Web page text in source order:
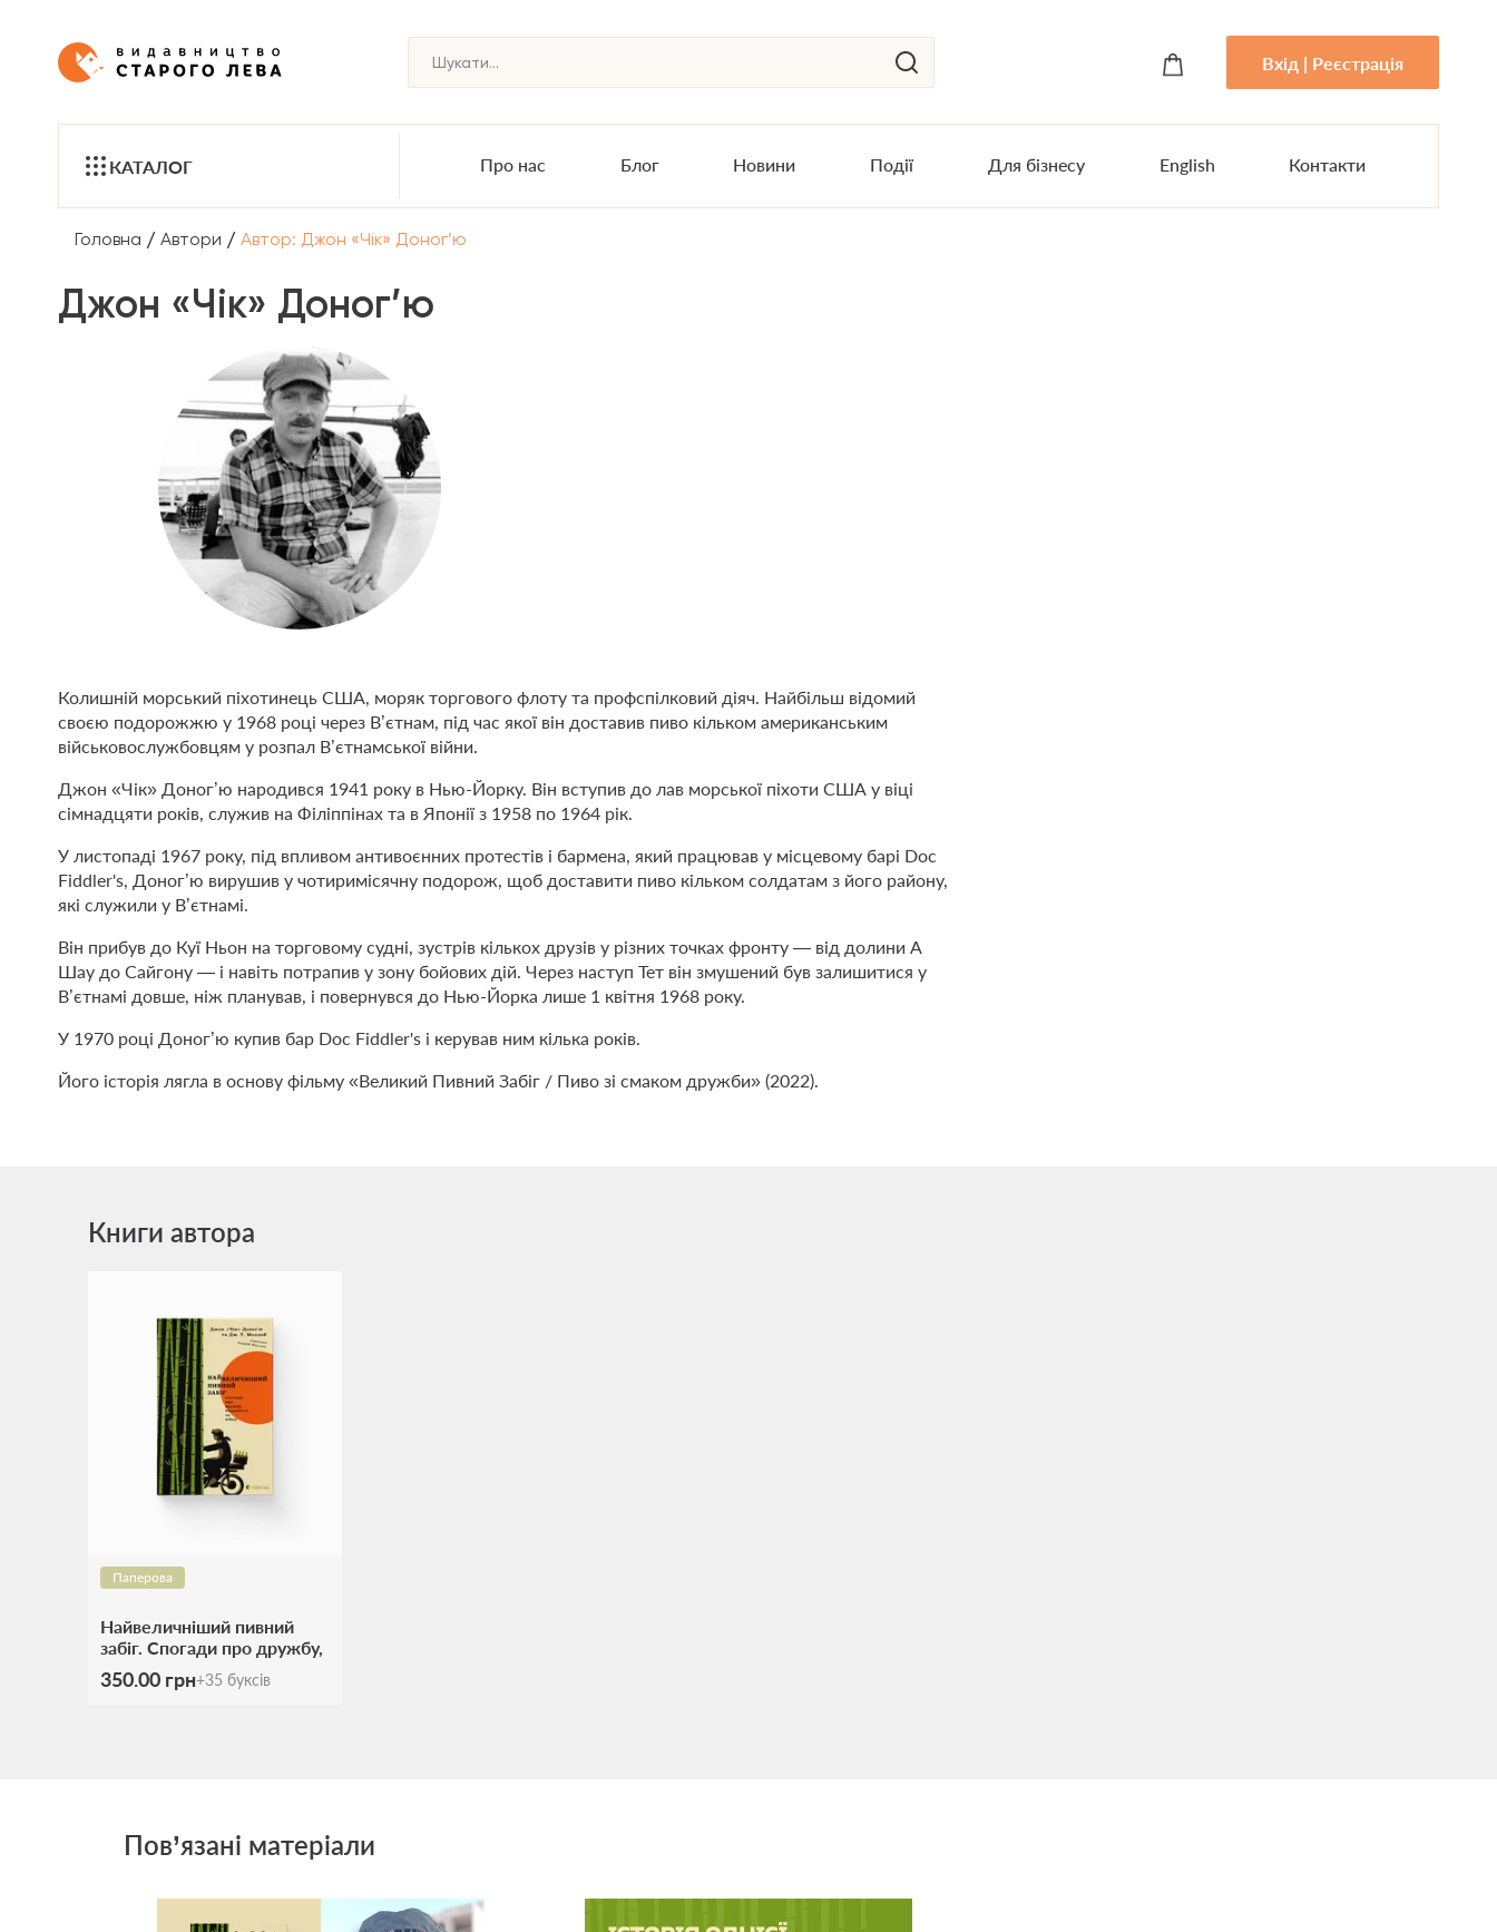
Вхід | Реєстрація
КАТАЛОГ Про нас Блог Новини Події Для бізнесу English Контакти
Головна / Автори / Автор: Джон «Чік» Доног’ю
Джон «Чік» Доног’ю
Колишній морський піхотинець США, моряк торгового флоту та профспілковий діяч. Найбільш відомий
своєю подорожжю у 1968 році через В’єтнам, під час якої він доставив пиво кільком американським
військовослужбовцям у розпал В’єтнамської війни.
Джон «Чік» Доног’ю народився 1941 року в Нью-Йорку. Він вступив до лав морської піхоти США у віці
сімнадцяти років, служив на Філіппінах та в Японії з 1958 по 1964 рік.
У листопаді 1967 року, під впливом антивоєнних протестів і бармена, який працював у місцевому барі Doc
Fiddler's, Доног’ю вирушив у чотиримісячну подорож, щоб доставити пиво кільком солдатам з його району,
які служили у В’єтнамі.
Він прибув до Куї Ньон на торговому судні, зустрів кількох друзів у різних точках фронту — від долини А
Шау до Сайгону — і навіть потрапив у зону бойових дій. Через наступ Тет він змушений був залишитися у
В’єтнамі довше, ніж планував, і повернувся до Нью-Йорка лише 1 квітня 1968 року.
У 1970 році Доног’ю купив бар Doc Fiddler's і керував ним кілька років.
Його історія лягла в основу фільму «Великий Пивний Забіг / Пиво зі смаком дружби» (2022).
Книги автора
Паперова
Найвеличніший пивний
забіг. Спогади про дружбу,
відданість та війну
350.00 грн+35 буксів
Пов’язані матеріали